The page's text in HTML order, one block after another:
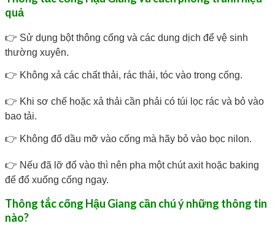
quả
👉 Sử dụng bột thông cống và các dung dịch để vệ sinh
thường xuyên.
👉 Không xả các chất thải, rác thải, tóc vào trong cống.
👉 Khi sơ chế hoặc xả thải cần phải có túi lọc rác và bỏ vào
bao tải.
👉 Không đổ dầu mỡ vào cống mà hãy bỏ vào bọc nilon.
👉 Nếu đã lỡ đổ vào thì nên pha một chút axit hoặc baking
để đổ xuống cống ngay.
Thông tắc cống Hậu Giang cần chú ý những thông tin
nào?